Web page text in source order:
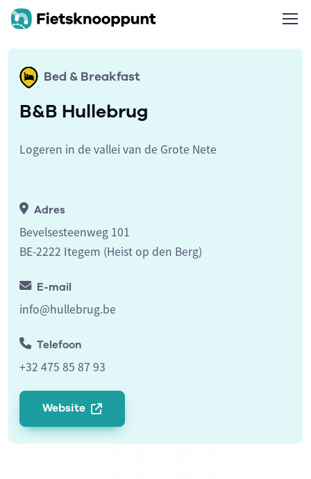
Bed & Breakfast
B&B Hullebrug
Logeren in de vallei van de Grote Nete
Adres
Bevelsesteenweg 101
BE-2222 Itegem (Heist op den Berg)
E-mail
info@hullebrug.be
Telefoon
+32 475 85 87 93
Website